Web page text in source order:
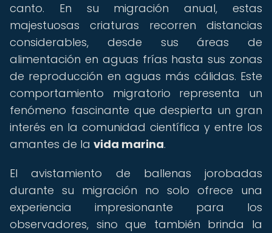
canto. En su migración anual, estas
majestuosas criaturas recorren distancias
considerables, desde sus áreas de
alimentación en aguas frías hasta sus zonas
de reproducción en aguas más cálidas. Este
comportamiento migratorio representa un
fenómeno fascinante que despierta un gran
interés en la comunidad científica y entre los
amantes de la vida marina.
El avistamiento de ballenas jorobadas
durante su migración no solo ofrece una
experiencia impresionante para los
observadores, sino que también brinda la